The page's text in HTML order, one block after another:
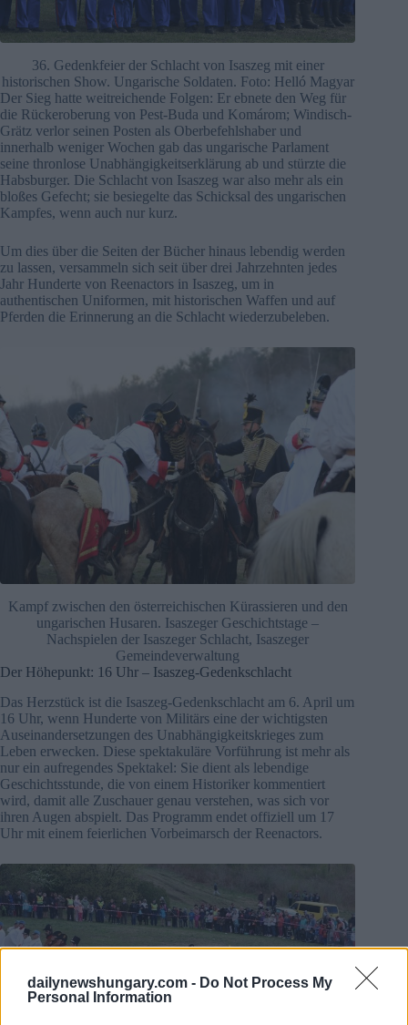
dailynewshungary.com - Do Not Process My
Personal Information
36. Gedenkfeier der Schlacht von Isaszeg mit einer
historischen Show. Ungarische Soldaten. Foto: Helló Magyar
Der Sieg hatte weitreichende Folgen: Er ebnete den Weg für
die Rückeroberung von Pest-Buda und Komárom; Windisch-
Grätz verlor seinen Posten als Oberbefehlshaber und
innerhalb weniger Wochen gab das ungarische Parlament
seine thronlose Unabhängigkeitserklärung ab und stürzte die
Habsburger. Die Schlacht von Isaszeg war also mehr als ein
bloßes Gefecht; sie besiegelte das Schicksal des ungarischen
Kampfes, wenn auch nur kurz.
Um dies über die Seiten der Bücher hinaus lebendig werden
zu lassen, versammeln sich seit über drei Jahrzehnten jedes
Jahr Hunderte von Reenactors in Isaszeg, um in
authentischen Uniformen, mit historischen Waffen und auf
Pferden die Erinnerung an die Schlacht wiederzubeleben.
Kampf zwischen den österreichischen Kürassieren und den
ungarischen Husaren. Isaszeger Geschichtstage –
Nachspielen der Isaszeger Schlacht, Isaszeger
Gemeindeverwaltung
Der Höhepunkt: 16 Uhr – Isaszeg-Gedenkschlacht
Das Herzstück ist die Isaszeg-Gedenkschlacht am 6. April um
16 Uhr, wenn Hunderte von Militärs eine der wichtigsten
Auseinandersetzungen des Unabhängigkeitskrieges zum
Leben erwecken. Diese spektakuläre Vorführung ist mehr als
nur ein aufregendes Spektakel: Sie dient als lebendige
Geschichtsstunde, die von einem Historiker kommentiert
wird, damit alle Zuschauer genau verstehen, was sich vor
ihren Augen abspielt. Das Programm endet offiziell um 17
Uhr mit einem feierlichen Vorbeimarsch der Reenactors.